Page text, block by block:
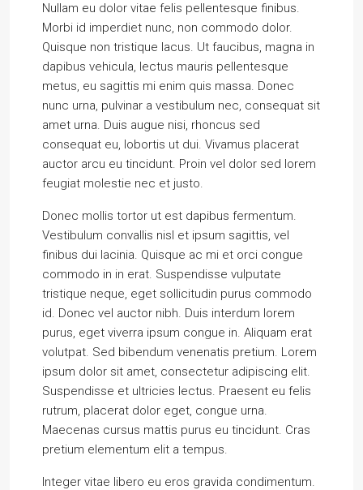
Nullam eu dolor vitae felis pellentesque finibus.
Morbi id imperdiet nunc, non commodo dolor.
Quisque non tristique lacus. Ut faucibus, magna in
dapibus vehicula, lectus mauris pellentesque
metus, eu sagittis mi enim quis massa. Donec
nunc urna, pulvinar a vestibulum nec, consequat sit
amet urna. Duis augue nisi, rhoncus sed
consequat eu, lobortis ut dui. Vivamus placerat
auctor arcu eu tincidunt. Proin vel dolor sed lorem
feugiat molestie nec et justo.
Donec mollis tortor ut est dapibus fermentum.
Vestibulum convallis nisl et ipsum sagittis, vel
finibus dui lacinia. Quisque ac mi et orci congue
commodo in in erat. Suspendisse vulputate
tristique neque, eget sollicitudin purus commodo
id. Donec vel auctor nibh. Duis interdum lorem
purus, eget viverra ipsum congue in. Aliquam erat
volutpat. Sed bibendum venenatis pretium. Lorem
ipsum dolor sit amet, consectetur adipiscing elit.
Suspendisse et ultricies lectus. Praesent eu felis
rutrum, placerat dolor eget, congue urna.
Maecenas cursus mattis purus eu tincidunt. Cras
pretium elementum elit a tempus.
Integer vitae libero eu eros gravida condimentum.